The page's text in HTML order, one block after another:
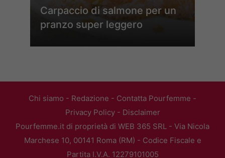
Carpaccio di salmone per un
pranzo super leggero
Chi siamo - Redazione - Contatta Pourfemme -
Privacy Policy- Disclaimer
Pourfemme.it di proprietà di WEB 365 SRL - Via Nicola
Marchese 10, 00141 Roma (RM) - Codice Fiscale e
Partita I.V.A. 12279101005